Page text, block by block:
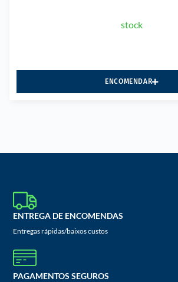
stock
ENCOMENDAR
ENTREGA DE ENCOMENDAS
Entregas rápidas/baixos custos
PAGAMENTOS SEGUROS